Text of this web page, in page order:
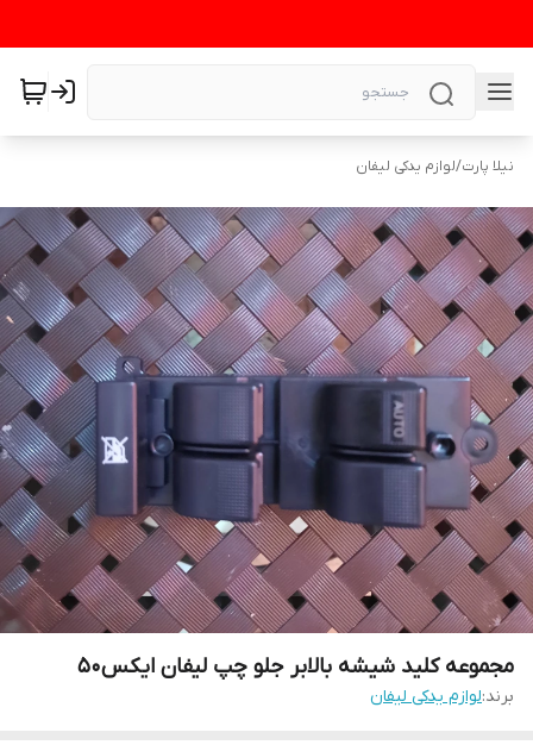
نیلا پارت/لوازم یدکی لیفان
مجموعه کلید شیشه بالابر جلو چپ لیفان ایکس۵۰
برند:لوازم یدکی لیفان